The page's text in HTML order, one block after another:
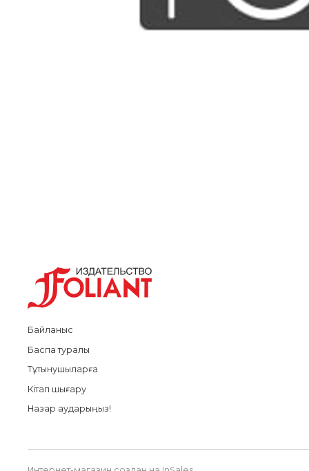
Байланыс
Баспа туралы
Тұтынушыларға
Кітап шығару
Назар аударыңыз!